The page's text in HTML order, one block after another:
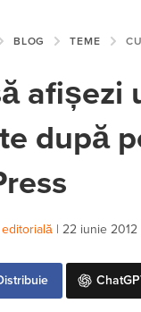
BLOG TEME CUM SĂ
afișezi
după
| 22 iunie 2012